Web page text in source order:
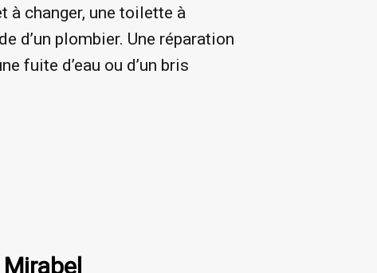
à changer, une toilette à
d’un plombier. Une réparation
fuite d’eau ou d’un bris